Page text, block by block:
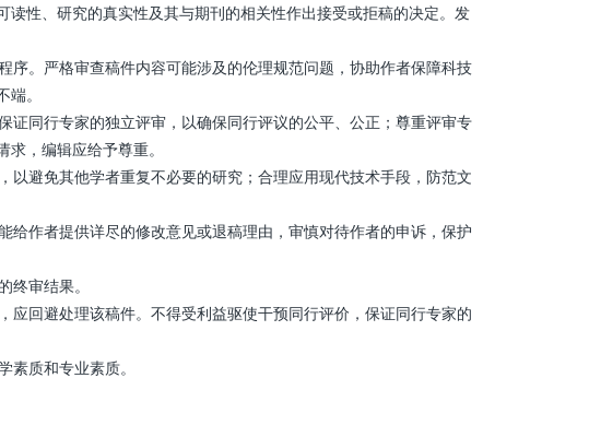
性、研究的真实性及其与期刊的相关性作出接受或拒稿的决定。发
。严格审查稿件内容可能涉及的伦理规范问题，协助作者保障科技
。
同行专家的独立评审，以确保同行评议的公平、公正；尊重评审专
，编辑应给予尊重。
避免其他学者重复不必要的研究；合理应用现代技术手段，防范文
作者提供详尽的修改意见或退稿理由，审慎对待作者的申诉，保护
审结果。
回避处理该稿件。不得受利益驱使干预同行评价，保证同行专家的
质和专业素质。